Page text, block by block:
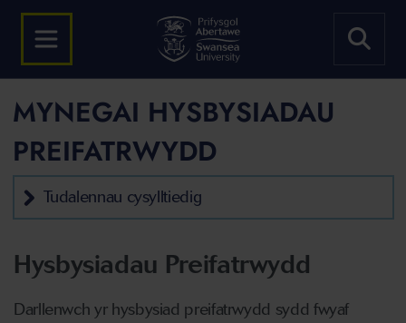
MYNEGAI HYSBYSIADAU
PREIFATRWYDD
Tudalennau cysylltiedig
Hysbysiadau Preifatrwydd
Darllenwch yr hysbysiad preifatrwydd sydd fwyaf